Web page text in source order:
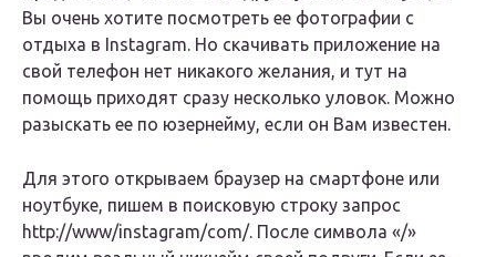
Вы очень хотите посмотреть ее фотографии с
отдыха в Instagram. Но скачивать приложение на
свой телефон нет никакого желания, и тут на
помощь приходят сразу несколько уловок. Можно
разыскать ее по юзернейму, если он Вам известен.
Для этого открываем браузер на смартфоне или
ноутбуке, пишем в поисковую строку запрос
http://www/instagram/com/. После символа «/»